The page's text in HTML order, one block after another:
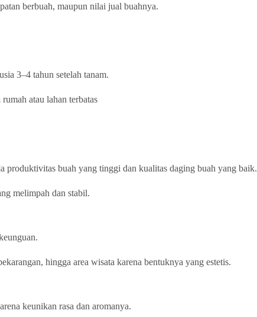
berbuah, maupun nilai jual buahnya.
3–4 tahun setelah tanam.
atau lahan terbatas
produktivitas buah yang tinggi dan kualitas daging buah yang baik.
melimpah dan stabil.
hingga area wisata karena bentuknya yang estetis.
keunikan rasa dan aromanya.